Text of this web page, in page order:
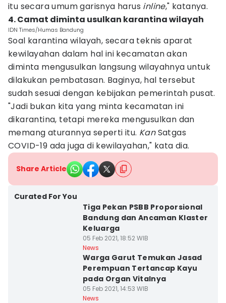
itu secara umum garisnya harus inline," katanya.
4. Camat diminta usulkan karantina wilayah
IDN Times/Humas Bandung
Soal karantina wilayah, secara teknis aparat
kewilayahan dalam hal ini kecamatan akan
diminta mengusulkan langsung wilayahnya untuk
dilakukan pembatasan. Baginya, hal tersebut
sudah sesuai dengan kebijakan pemerintah pusat.
"Jadi bukan kita yang minta kecamatan ini
dikarantina, tetapi mereka mengusulkan dan
memang aturannya seperti itu. KanSatgas
COVID-19 ada juga di kewilayahan," kata dia.
Share Article
Curated For You
Tiga Pekan PSBB Proporsional
Bandung dan Ancaman Klaster
Keluarga
05 Feb 2021, 18:52 WIB
News
Warga Garut Temukan Jasad
Perempuan Tertancap Kayu
pada Organ Vitalnya
05 Feb 2021, 14:53 WIB
News